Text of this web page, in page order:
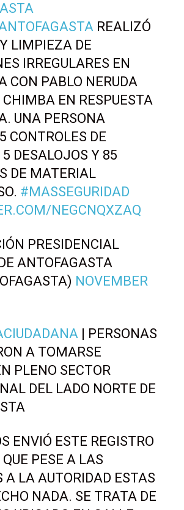
REALIZÓ
LIMPIEZA DE
IRREGULARES EN
CON PABLO NERUDA
CHIMBA EN RESPUESTA
UNA PERSONA
CONTROLES DE
DESALOJOS Y 85
DE MATERIAL
#MASSEGURIDAD
NEGCNQXZAQ
PRESIDENCIAL
ANTOFAGASTA
NOVEMBER
| PERSONAS
A TOMARSE
PLENO SECTOR
DEL LADO NORTE DE
ENVIÓ ESTE REGISTRO
PESE A LAS
A LA AUTORIDAD ESTAS
NADA. SE TRATA DE